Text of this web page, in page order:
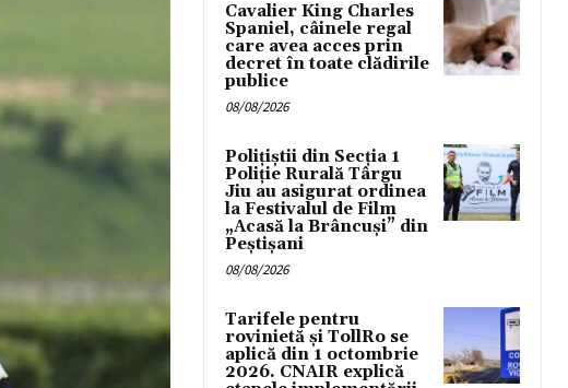
Cavalier King Charles
Spaniel, câinele regal
care avea acces prin
decret în toate clădirile
publice
08/08/2026
Polițiștii din Secția 1
Poliție Rurală Târgu
Jiu au asigurat ordinea
la Festivalul de Film
„Acasă la Brâncuși” din
Peștișani
08/08/2026
Tarifele pentru
rovinietă și TollRo se
aplică din 1 octombrie
2026. CNAIR explică